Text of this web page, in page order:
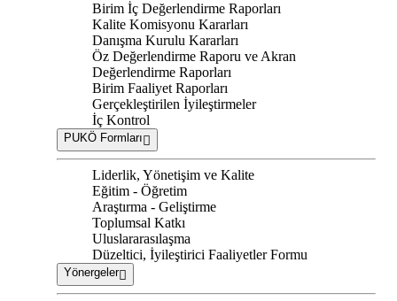
Birim İç Değerlendirme Raporları
Kalite Komisyonu Kararları
Danışma Kurulu Kararları
Öz Değerlendirme Raporu ve Akran
Değerlendirme Raporları
Birim Faaliyet Raporları
Gerçekleştirilen İyileştirmeler
İç Kontrol
PUKÖ Formları
Liderlik, Yönetişim ve Kalite
Eğitim - Öğretim
Araştırma - Geliştirme
Toplumsal Katkı
Uluslararasılaşma
Düzeltici, İyileştirici Faaliyetler Formu
Yönergeler